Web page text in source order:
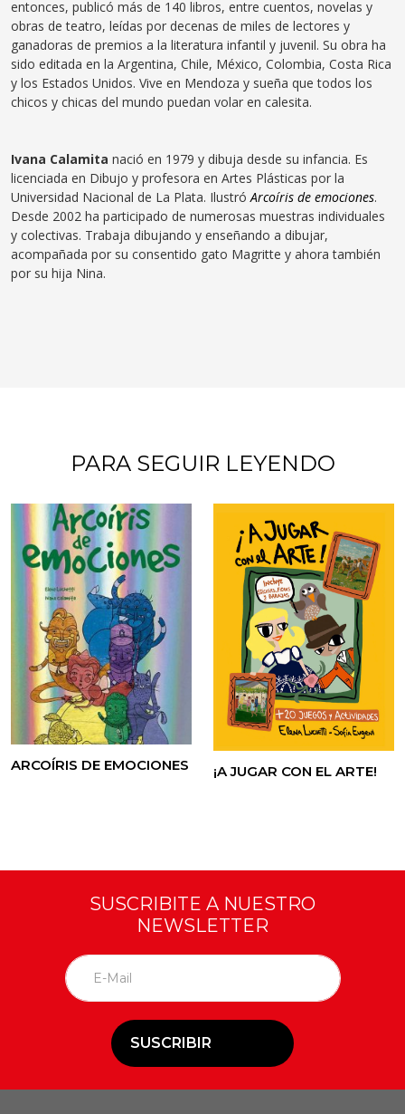
entonces, publicó más de 140 libros, entre cuentos, novelas y
obras de teatro, leídas por decenas de miles de lectores y
ganadoras de premios a la literatura infantil y juvenil. Su obra ha
sido editada en la Argentina, Chile, México, Colombia, Costa Rica
y los Estados Unidos. Vive en Mendoza y sueña que todos los
chicos y chicas del mundo puedan volar en calesita.
Ivana Calamita nació en 1979 y dibuja desde su infancia. Es
licenciada en Dibujo y profesora en Artes Plásticas por la
Universidad Nacional de La Plata. Ilustró Arcoíris de emociones.
Desde 2002 ha participado de numerosas muestras individuales
y colectivas. Trabaja dibujando y enseñando a dibujar,
acompañada por su consentido gato Magritte y ahora también
por su hija Nina.
PARA SEGUIR LEYENDO
ARCOÍRIS DE EMOCIONES ¡A JUGAR CON EL ARTE!
SUSCRIBITE A NUESTRO
NEWSLETTER
SUSCRIBIR